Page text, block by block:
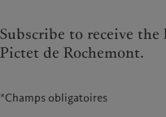
Subscribe to receive
Pictet de Rochemont.
*Champs obligatoires